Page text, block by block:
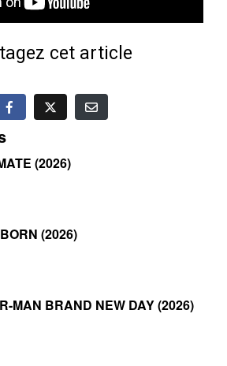
cet article
(2026)
(2026)
MAN BRAND NEW DAY (2026)